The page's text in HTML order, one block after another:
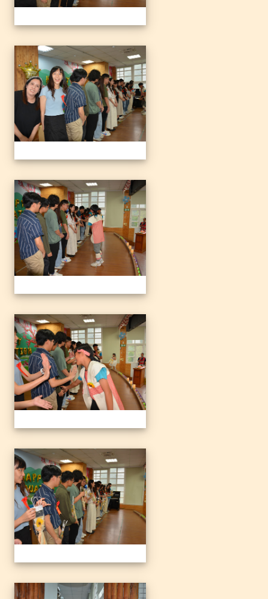
1140612三光國小79屆暨附
1140612三光國小79屆暨附
1140612三光國小79屆暨附
1140612三光國小79屆暨附
1140612三光國小79屆暨附